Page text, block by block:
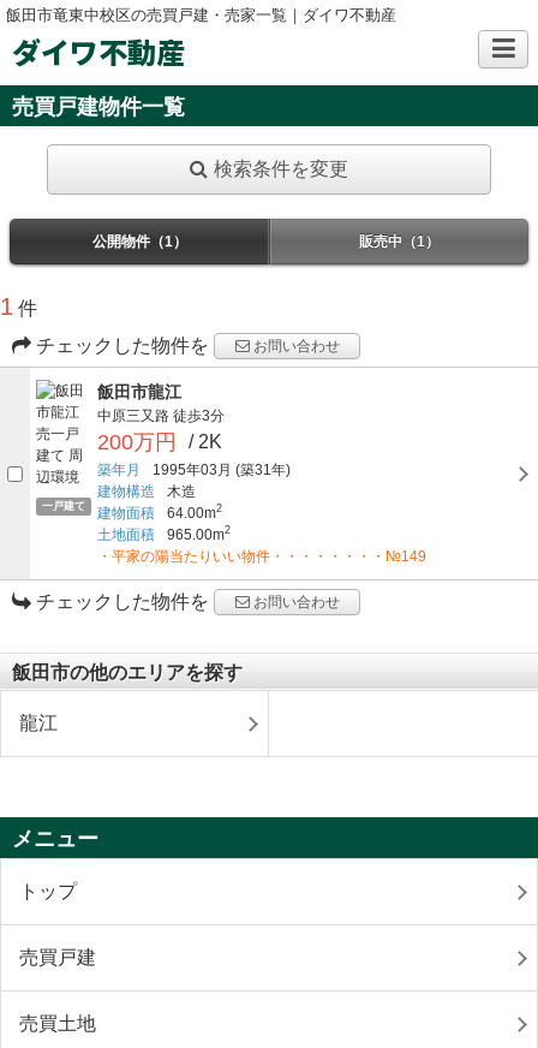
飯田市竜東中校区の売買戸建・売家一覧｜ダイワ不動産
ダイワ不動産
売買戸建物件一覧
検索条件を変更
公開物件（1） 販売中（1）
1 件
チェックした物件を
お問い合わせ
一戸建て
飯田市龍江
中原三又路 徒歩3分
200万円 / 2K
築年月 1995年03月 (築31年)
建物構造
木造
建物面積
64.00m2
土地面積 965.00m2
・平家の陽当たりいい物件・・・・・・・・№149
チェックした物件を お問い合わせ
飯田市の他のエリアを探す
龍江
メニュー
トップ
売買戸建
売買土地